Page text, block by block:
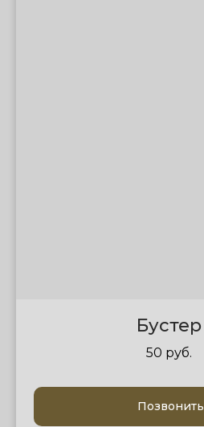
Бустер
50 руб.
Позвонить